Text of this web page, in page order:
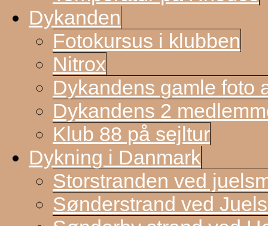
Dykanden
Fotokursus i klubben
Nitrox
Dykandens gamle foto
Dykandens 2
Klub 88 på sejltur
Dykning i Danmark
Storstranden ved
Sønderstrand ved